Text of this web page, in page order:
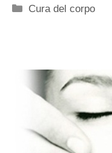
Categorie
Cura del corpo